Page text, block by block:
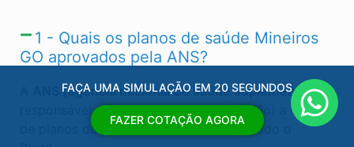
1 - Quais os planos de saúde Mineiros
GO​ aprovados pela ANS?
ANS (agência nacional de saúde suplementar)é
responsável por regular (autorizas ou não) a venda
de planos de saúde Mineiros GO​ e em todo o
FAÇA UMA SIMULAÇÃO EM 20 SEGUNDOS
FAZER COTAÇÃO AGORA